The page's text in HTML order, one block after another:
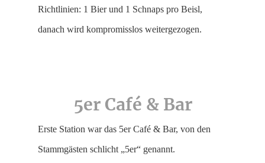
Richtlinien: 1 Bier und 1 Schnaps pro Beisl,
danach wird kompromisslos weitergezogen.
5er Café & Bar
Erste Station war das 5er Café & Bar, von den
Stammgästen schlicht „5er“ genannt.